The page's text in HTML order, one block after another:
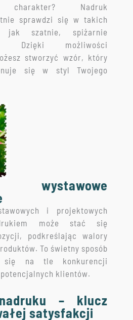
charakter? Nadruk
sprawdzi się w takich
jak szatnie, spiżarnie
Dzięki możliwości
stworzyć wzór, który
się w styl Twojego
i projektowych
może stać się
podkreślając walory
To świetny sposób
się na tle konkurencji
klientów.
– klucz
satysfakcji